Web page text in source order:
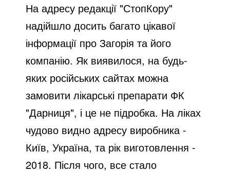
На адресу редакції "СтопКору"
надійшло досить багато цікавої
інформації про Загорія та його
компанію. Як виявилося, на будь-
яких російських сайтах можна
замовити лікарські препарати ФК
"Дарниця", і це не підробка. На ліках
чудово видно адресу виробника -
Київ, Україна, та рік виготовлення -
2018. Після чого, все стало